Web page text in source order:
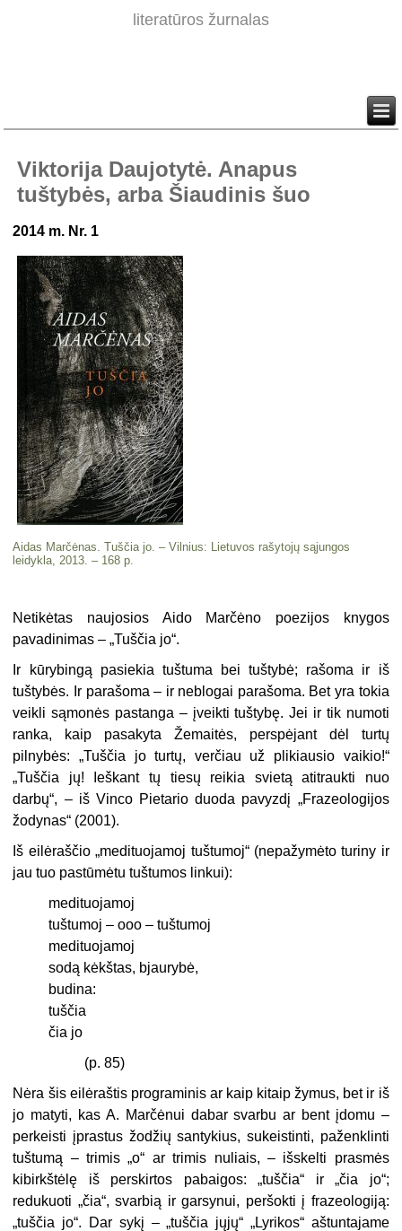
literatūros žurnalas
Viktorija Daujotytė. Anapus
tuštybės, arba Šiaudinis šuo
2014 m. Nr. 1
Aidas Marčėnas. Tuščia jo. – Vilnius: Lietuvos rašytojų sąjungos
leidykla, 2013. – 168 p.
Netikėtas naujosios Aido Marčėno poezijos knygos
pavadinimas – „Tuščia jo“.
Ir kūrybingą pasiekia tuštuma bei tuštybė; rašoma ir iš
tuštybės. Ir parašoma – ir neblogai parašoma. Bet yra tokia
veikli sąmonės pastanga – įveikti tuštybę. Jei ir tik numoti
ranka, kaip pasakyta Žemaitės, perspėjant dėl turtų
pilnybės: „Tuščia jo turtų, verčiau už plikiausio vaikio!“
„Tuščia jų! Ieškant tų tiesų reikia svietą atitraukti nuo
darbų“, – iš Vinco Pietario duoda pavyzdį „Frazeologijos
žodynas“ (2001).
Iš eilėraščio „medituojamoj tuštumoj“ (nepažymėto turiny ir
jau tuo pastūmėtu tuštumos linkui):
medituojamoj
tuštumoj – ooo – tuštumoj
medituojamoj
sodą kėkštas, bjaurybė,
budina:
tuščia
čia jo
(p. 85)
Nėra šis eilėraštis programinis ar kaip kitaip žymus, bet ir iš
jo matyti, kas A. Marčėnui dabar svarbu ar bent įdomu –
perkeisti įprastus žodžių santykius, sukeistinti, paženklinti
tuštumą – trimis „o“ ar trimis nuliais, – išskelti prasmės
kibirkštėlę iš perskirtos pabaigos: „tuščia“ ir „čia jo“;
redukuoti „čia“, svarbią ir garsynui, peršokti į frazeologiją:
„tuščia jo“. Dar sykį – „tuščia jųjų“ „Lyrikos“ aštuntajame